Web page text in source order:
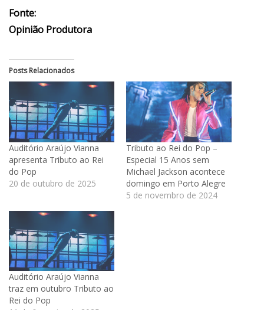
Fonte:
Opinião Produtora
Posts Relacionados
Auditório Araújo Vianna
apresenta Tributo ao Rei
do Pop
20 de outubro de 2025
Tributo ao Rei do Pop –
Especial 15 Anos sem
Michael Jackson acontece
domingo em Porto Alegre
5 de novembro de 2024
Auditório Araújo Vianna
traz em outubro Tributo ao
Rei do Pop